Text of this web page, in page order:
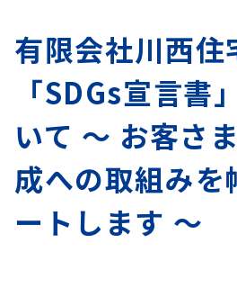
有限会社川西住
「SDGs宣言書
いて ～ お客さ
成への取組みを
ートします ～